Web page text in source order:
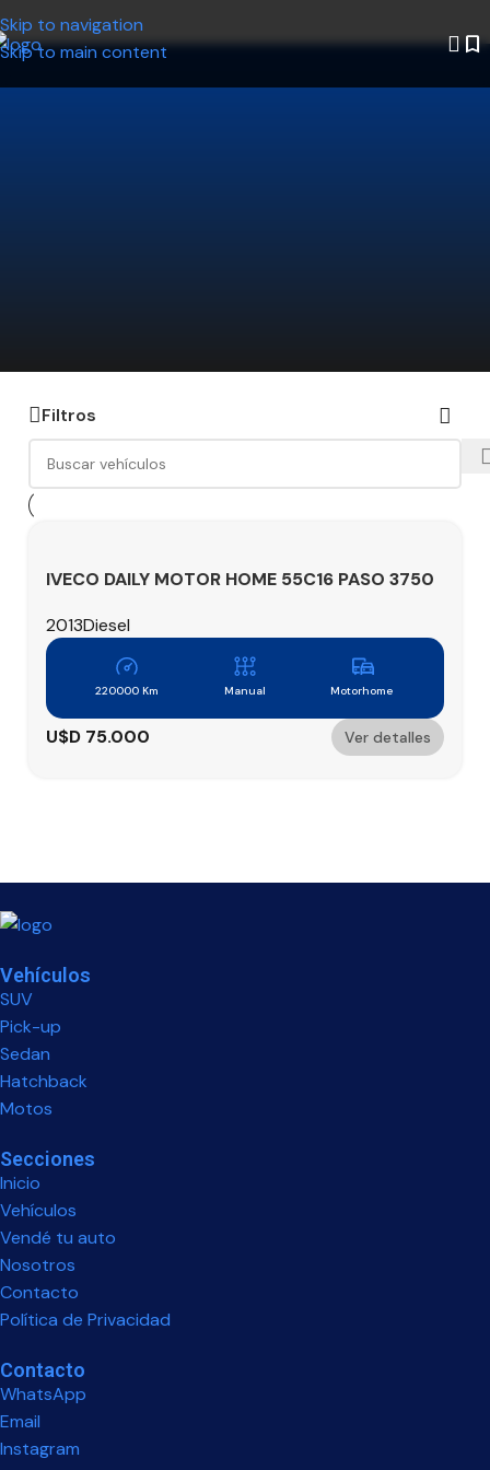
Skip to navigation
Skip to main content
Filtros
IVECO DAILY MOTOR HOME 55C16 PASO 3750
2013Diesel
220000 Km Manual Motorhome
U$D 75.000 Ver detalles
Vehículos
SUV
Pick-up
Sedan
Hatchback
Motos
Secciones
Inicio
Vehículos
Vendé tu auto
Nosotros
Contacto
Política de Privacidad
Contacto
WhatsApp
Email
Instagram